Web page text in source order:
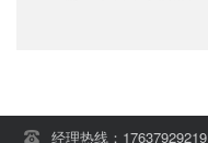
经理热线：